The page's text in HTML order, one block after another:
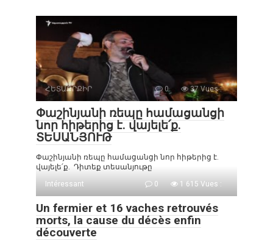
ՀԵՏԱՔՐՔԻՐ 0 37 Vues :
Փաշինյանի ռեպը համացանցի
նոր հիթերից է. վայելե՛ք.
ՏԵՍԱՆՅՈՒԹ
Փաշինյանի ռեպը համացանցի նոր հիթերից է.
վայելե՛ք. Դիտեք տեսանյութը
Intéressant
0 1 615 Vues :
Un fermier et 16 vaches retrouvés
morts, la cause du décès enfin
découverte